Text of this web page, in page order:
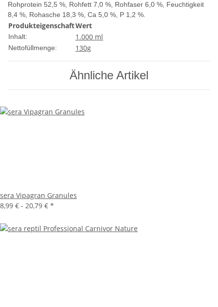
Rohprotein 52,5 %, Rohfett 7,0 %, Rohfaser 6,0 %, Feuchtigkeit
8,4 %, Rohasche 18,3 %, Ca 5,0 %, P 1,2 %.
ProdukteigenschaftWert
Inhalt: 1.000 ml
Nettofüllmenge: 130g
Ähnliche Artikel
sera Vipagran Granules
8,99 € - 20,79 € *